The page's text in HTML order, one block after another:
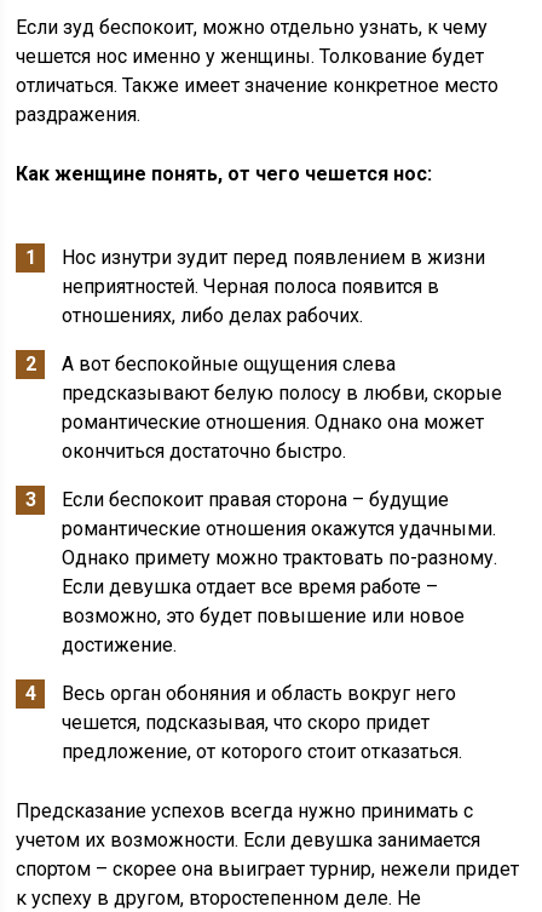
Если зуд беспокоит, можно отдельно узнать, к чему
чешется нос именно у женщины. Толкование будет
отличаться. Также имеет значение конкретное место
раздражения.
Как женщине понять, от чего чешется нос:
Нос изнутри зудит перед появлением в жизни
неприятностей. Черная полоса появится в
отношениях, либо делах рабочих.
А вот беспокойные ощущения слева
предсказывают белую полосу в любви, скорые
романтические отношения. Однако она может
окончиться достаточно быстро.
Если беспокоит правая сторона – будущие
романтические отношения окажутся удачными.
Однако примету можно трактовать по-разному.
Если девушка отдает все время работе –
возможно, это будет повышение или новое
достижение.
Весь орган обоняния и область вокруг него
чешется, подсказывая, что скоро придет
предложение, от которого стоит отказаться.
Предсказание успехов всегда нужно принимать с
учетом их возможности. Если девушка занимается
спортом – скорее она выиграет турнир, нежели придет
к успеху в другом, второстепенном деле. Не